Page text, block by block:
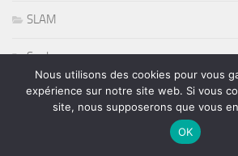
SLAM
Soul
Sports
Nous utilisons des cookies pour vous
expérience sur notre site web. Si vous
site, nous supposerons que vous
OK